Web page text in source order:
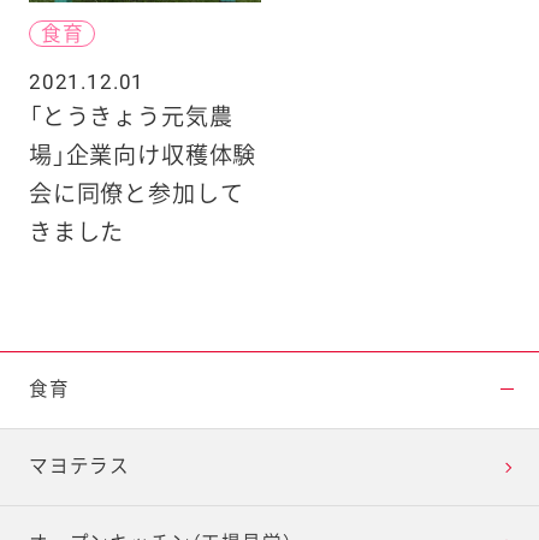
食育
2021.12.01
「とうきょう元気農
場」企業向け収穫体験
会に同僚と参加して
きました
食育
マヨテラス